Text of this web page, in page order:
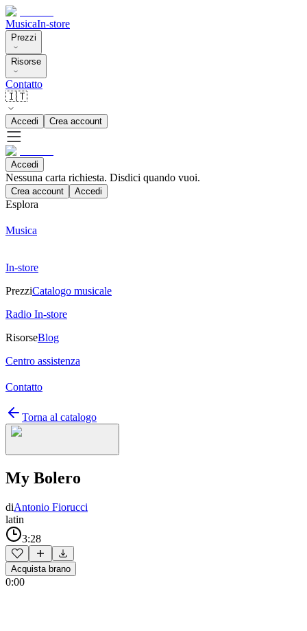
MusicaIn-store
Prezzi
Risorse
Contatto
🇮🇹
Accedi Crea account
Accedi
Nessuna carta richiesta. Disdici quando vuoi.
Crea account Accedi
Esplora
Musica
In-store
PrezziCatalogo musicale
Radio In-store
RisorseBlog
Centro assistenza
Contatto
Torna al catalogo
My Bolero
diAntonio Fiorucci
latin
3:28
Acquista brano
0:00